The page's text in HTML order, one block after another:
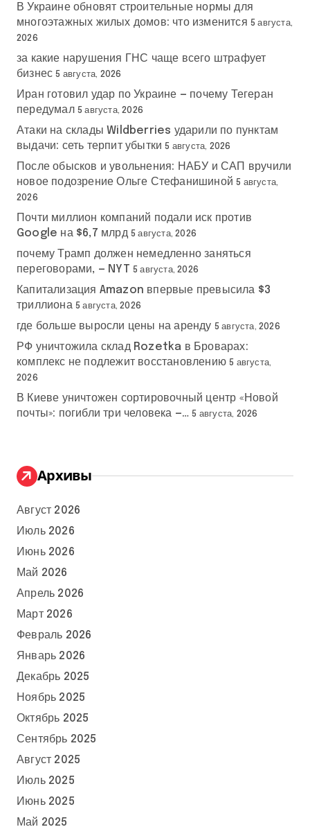
В Украине обновят строительные нормы для
многоэтажных жилых домов: что изменится 5 августа,
2026
за какие нарушения ГНС чаще всего штрафует
бизнес 5 августа, 2026
Иран готовил удар по Украине — почему Тегеран
передумал 5 августа, 2026
Атаки на склады Wildberries ударили по пунктам
выдачи: сеть терпит убытки 5 августа, 2026
После обысков и увольнения: НАБУ и САП вручили
новое подозрение Ольге Стефанишиной 5 августа,
2026
Почти миллион компаний подали иск против
Google на $6,7 млрд 5 августа, 2026
почему Трамп должен немедленно заняться
переговорами, — NYT 5 августа, 2026
Капитализация Amazon впервые превысила $3
триллиона 5 августа, 2026
где больше выросли цены на аренду 5 августа, 2026
РФ уничтожила склад Rozetka в Броварах:
комплекс не подлежит восстановлению 5 августа,
2026
В Киеве уничтожен сортировочный центр «Новой
почты»: погибли три человека —… 5 августа, 2026
Архивы
Август 2026
Июль 2026
Июнь 2026
Май 2026
Апрель 2026
Март 2026
Февраль 2026
Январь 2026
Декабрь 2025
Ноябрь 2025
Октябрь 2025
Сентябрь 2025
Август 2025
Июль 2025
Июнь 2025
Май 2025